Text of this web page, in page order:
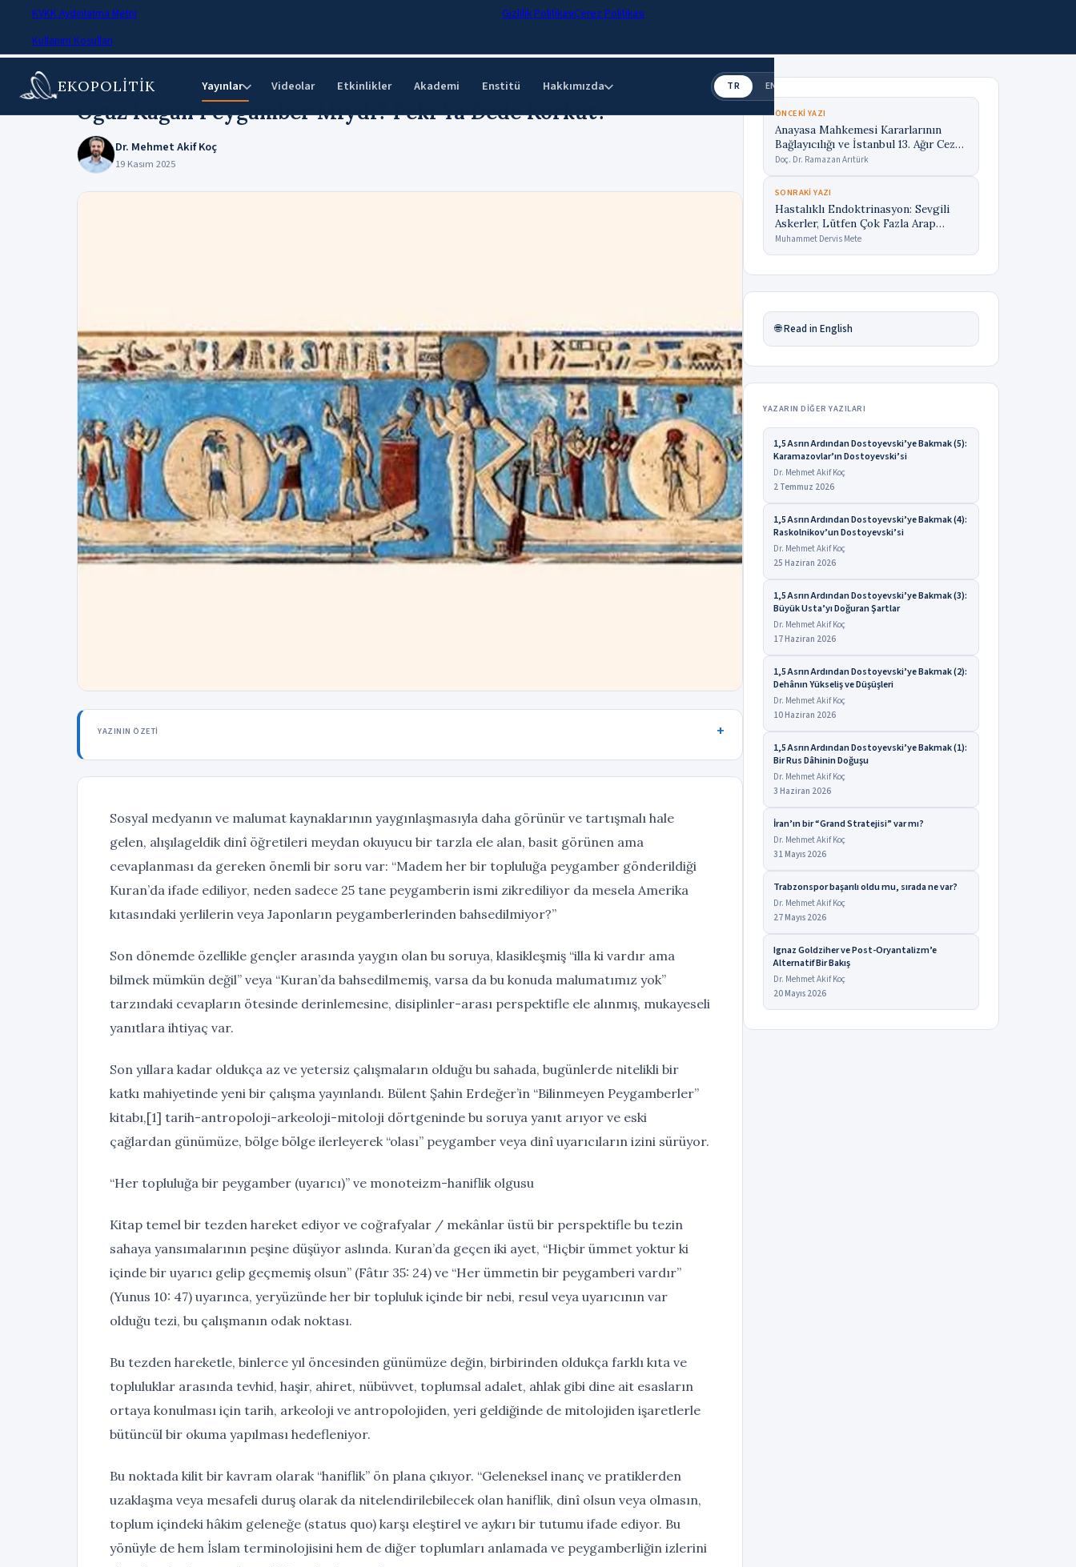
EKOPOLİTİK Yayınlar⌄ Videolar Etkinlikler Akademi Enstitü Hakkımızda⌄ TR EN
Ana Sayfa Makaleler
Oğuz Kağan Peygamber Miydi? Peki Ya Dede Korkut?
Dr. Mehmet Akif Koç
19 Kasım 2025
YAZININ ÖZETI
Sosyal medyanın ve malumat kaynaklarının yaygınlaşmasıyla daha görünür ve tartışmalı hale
gelen, alışılageldik dinî öğretileri meydan okuyucu bir tarzla ele alan, basit görünen ama
cevaplanması da gereken önemli bir soru var: “Madem her bir topluluğa peygamber gönderildiği
Kuran’da ifade ediliyor, neden sadece 25 tane peygamberin ismi zikrediliyor da mesela Amerika
kıtasındaki yerlilerin veya Japonların peygamberlerinden bahsedilmiyor?”
Son dönemde özellikle gençler arasında yaygın olan bu soruya, klasikleşmiş “illa ki vardır ama
bilmek mümkün değil” veya “Kuran’da bahsedilmemiş, varsa da bu konuda malumatımız yok”
tarzındaki cevapların ötesinde derinlemesine, disiplinler-arası perspektifle ele alınmış, mukayeseli
yanıtlara ihtiyaç var.
Son yıllara kadar oldukça az ve yetersiz çalışmaların olduğu bu sahada, bugünlerde nitelikli bir
katkı mahiyetinde yeni bir çalışma yayınlandı. Bülent Şahin Erdeğer’in “Bilinmeyen Peygamberler”
kitabı,[1] tarih-antropoloji-arkeoloji-mitoloji dörtgeninde bu soruya yanıt arıyor ve eski
çağlardan günümüze, bölge bölge ilerleyerek “olası” peygamber veya dinî uyarıcıların izini sürüyor.
“Her topluluğa bir peygamber (uyarıcı)” ve monoteizm-haniflik olgusu
Kitap temel bir tezden hareket ediyor ve coğrafyalar / mekânlar üstü bir perspektifle bu tezin
sahaya yansımalarının peşine düşüyor aslında. Kuran’da geçen iki ayet, “Hiçbir ümmet yoktur ki
içinde bir uyarıcı gelip geçmemiş olsun” (Fâtır 35: 24) ve “Her ümmetin bir peygamberi vardır”
(Yunus 10: 47) uyarınca, yeryüzünde her bir topluluk içinde bir nebi, resul veya uyarıcının var
olduğu tezi, bu çalışmanın odak noktası.
Bu tezden hareketle, binlerce yıl öncesinden günümüze değin, birbirinden oldukça farklı kıta ve
topluluklar arasında tevhid, haşir, ahiret, nübüvvet, toplumsal adalet, ahlak gibi dine ait esasların
ortaya konulması için tarih, arkeoloji ve antropolojiden, yeri geldiğinde de mitolojiden işaretlerle
bütüncül bir okuma yapılması hedefleniyor.
Bu noktada kilit bir kavram olarak “haniflik” ön plana çıkıyor. “Geleneksel inanç ve pratiklerden
uzaklaşma veya mesafeli duruş olarak da nitelendirilebilecek olan haniflik, dinî olsun veya olmasın,
toplum içindeki hâkim geleneğe (status quo) karşı eleştirel ve aykırı bir tutumu ifade ediyor. Bu
yönüyle de hem İslam terminolojisini hem de diğer toplumları anlamada ve peygamberliğin izlerini
ÖNCEKI YAZI
Anayasa Mahkemesi Kararlarının
Bağlayıcılığı ve İstanbul 13. Ağır Ceza
Mahkemesin Örneği
Doç. Dr. Ramazan Arıtürk
SONRAKI YAZI
Hastalıklı Endoktrinasyon: Sevgili
Askerler, Lütfen Çok Fazla Arap
Öldürün
Muhammet Dervis Mete
🌐 Read in English
YAZARIN DIĞER YAZILARI
1,5 Asrın Ardından Dostoyevski’ye Bakmak (5):
Karamazovlar’ın Dostoyevski’si
Dr. Mehmet Akif Koç
2 Temmuz 2026
1,5 Asrın Ardından Dostoyevski’ye Bakmak (4):
Raskolnikov’un Dostoyevski’si
Dr. Mehmet Akif Koç
25 Haziran 2026
1,5 Asrın Ardından Dostoyevski’ye Bakmak (3):
Büyük Usta’yı Doğuran Şartlar
Dr. Mehmet Akif Koç
17 Haziran 2026
1,5 Asrın Ardından Dostoyevski’ye Bakmak (2):
Dehânın Yükseliş ve Düşüşleri
Dr. Mehmet Akif Koç
10 Haziran 2026
1,5 Asrın Ardından Dostoyevski’ye Bakmak (1):
Bir Rus Dâhinin Doğuşu
Dr. Mehmet Akif Koç
3 Haziran 2026
İran’ın bir “Grand Stratejisi” var mı?
Dr. Mehmet Akif Koç
31 Mayıs 2026
Trabzonspor başarılı oldu mu, sırada ne var?
Dr. Mehmet Akif Koç
27 Mayıs 2026
Ignaz Goldziher ve Post-Oryantalizm’e
Alternatif Bir Bakış
Dr. Mehmet Akif Koç
20 Mayıs 2026
KVKK Aydınlatma Metni Gizlilik PolitikasıÇerez Politikası
Kullanım Koşulları